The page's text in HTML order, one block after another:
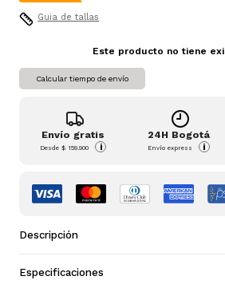
Guia de tallas
Este producto no tiene
Calcular tiempo de envío
Envío gratis
Desde$ 159.900 i
24H Bogotá
Envío express i
Descripción
Especificaciones